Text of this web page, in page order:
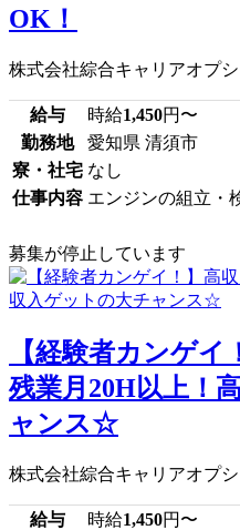
OK！
株式会社綜合キャリアオプ
給与 時給1,450円〜
勤務地
愛知県 清須市
寮・社宅 なし
仕事内容 エンジンの組立・
募集が停止しています
【経験者カンゲイ
残業月20H以上！
ャンス☆
株式会社綜合キャリアオプ
給与 時給1,450円〜